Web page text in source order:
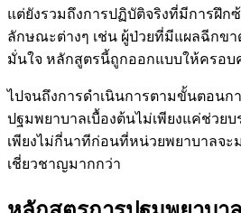
แต่ยังรวมถึงการปฏิบัติจริงที่มีการฝึก
ลักษณะต่างๆ เช่น ผู้ป่วยที่มีแผลฉีกขา
มั่นใจ หลักสูตรนี้ถูกออกแบบให้ครอบ
ไปจนถึงการดำเนินการตามขั้นตอน
ปฐมพยาบาลเบื้องต้นไม่เพียงแค่ช่วย
เพียงไม่กี่นาทีก่อนที่หน่วยพยาบาลจ
เชี่ยวชาญมากกว่า